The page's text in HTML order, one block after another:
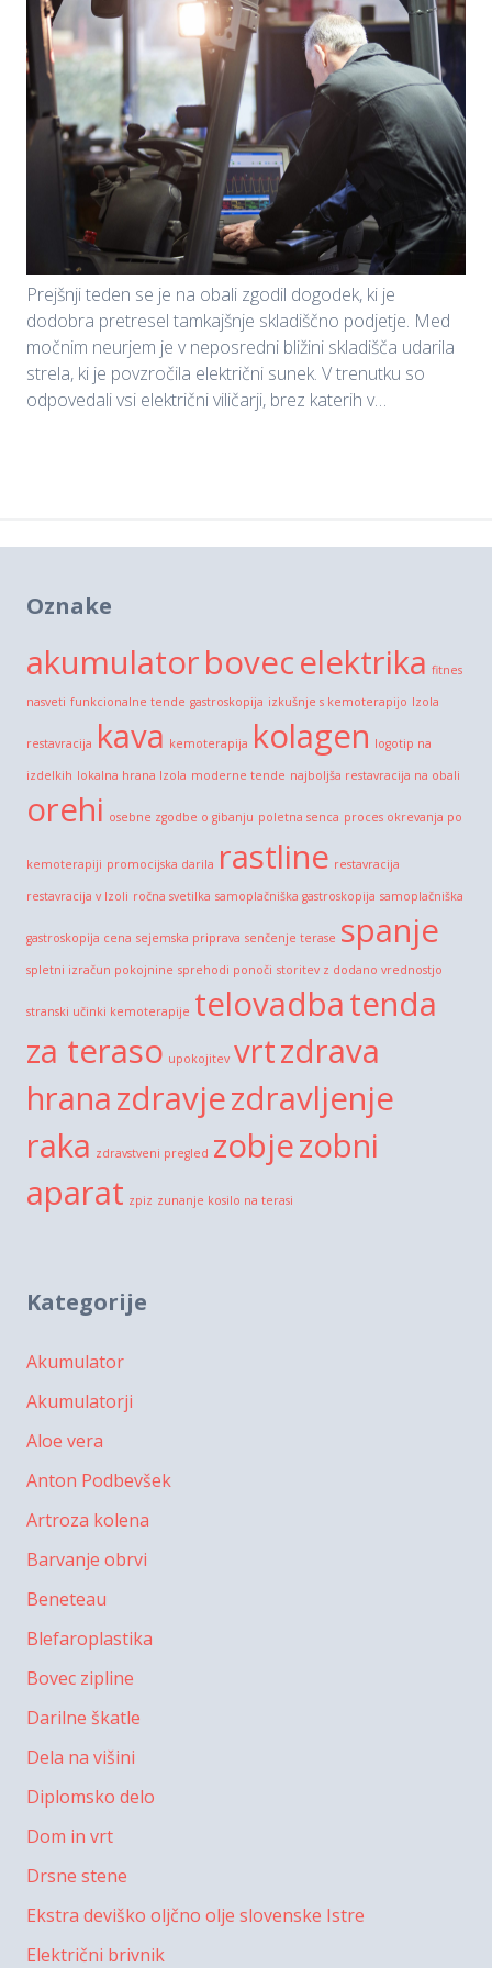
Prejšnji teden se je na obali zgodil dogodek, ki je
dodobra pretresel tamkajšnje skladiščno podjetje. Med
močnim neurjem je v neposredni bližini skladišča udarila
strela, ki je povzročila električni sunek. V trenutku so
odpovedali vsi električni viličarji, brez katerih v…
Oznake
akumulatorbovecelektrika fitnes
nasveti funkcionalne tende gastroskopija izkušnje s kemoterapijo Izola
restavracija kava kemoterapija kolagen logotip na
izdelkih lokalna hrana Izola moderne tende najboljša restavracija na obali
orehi osebne zgodbe o gibanju poletna senca proces okrevanja po
kemoterapiji promocijska darila rastline restavracija
restavracija v Izoli ročna svetilka samoplačniška gastroskopija samoplačniška
gastroskopija cena sejemska priprava senčenje terase spanje
spletni izračun pokojnine sprehodi ponoči storitev z dodano vrednostjo
stranski učinki kemoterapije telovadbatenda
za teraso upokojitev vrtzdrava
hranazdravjezdravljenje
raka zdravstveni pregled zobjezobni
aparat zpiz zunanje kosilo na terasi
Kategorije
Akumulator
Akumulatorji
Aloe vera
Anton Podbevšek
Artroza kolena
Barvanje obrvi
Beneteau
Blefaroplastika
Bovec zipline
Darilne škatle
Dela na višini
Diplomsko delo
Dom in vrt
Drsne stene
Ekstra deviško oljčno olje slovenske Istre
Električni brivnik